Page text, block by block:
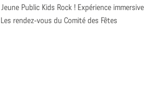
Public Kids Rock ! Expérience
rendez-vous du Comité des Fêtes